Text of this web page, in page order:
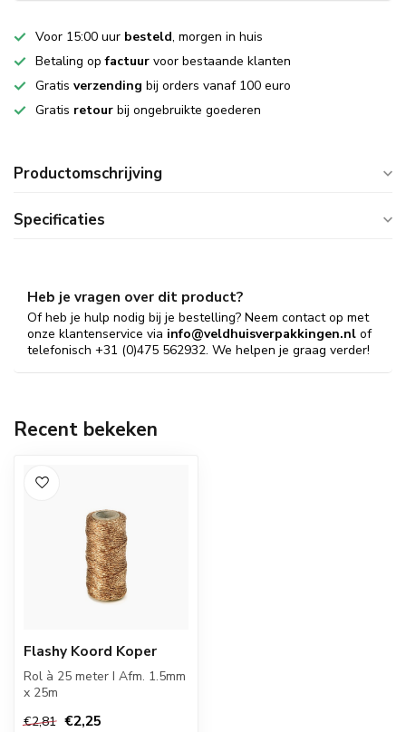
Voor 15:00 uur besteld, morgen in huis
Betaling opfactuur voor bestaande klanten
Gratis verzending bij orders vanaf 100 euro
Gratis retour bij ongebruikte goederen
Productomschrijving
Specificaties
Heb je vragen over dit product?
Of heb je hulp nodig bij je bestelling? Neem contact op met
onze klantenservice via info@veldhuisverpakkingen.nl of
telefonisch +31 (0)475 562932. We helpen je graag verder!
Recent bekeken
Flashy Koord Koper
Rol à 25 meter I Afm. 1.5mm
x 25m
€2,81 €2,25